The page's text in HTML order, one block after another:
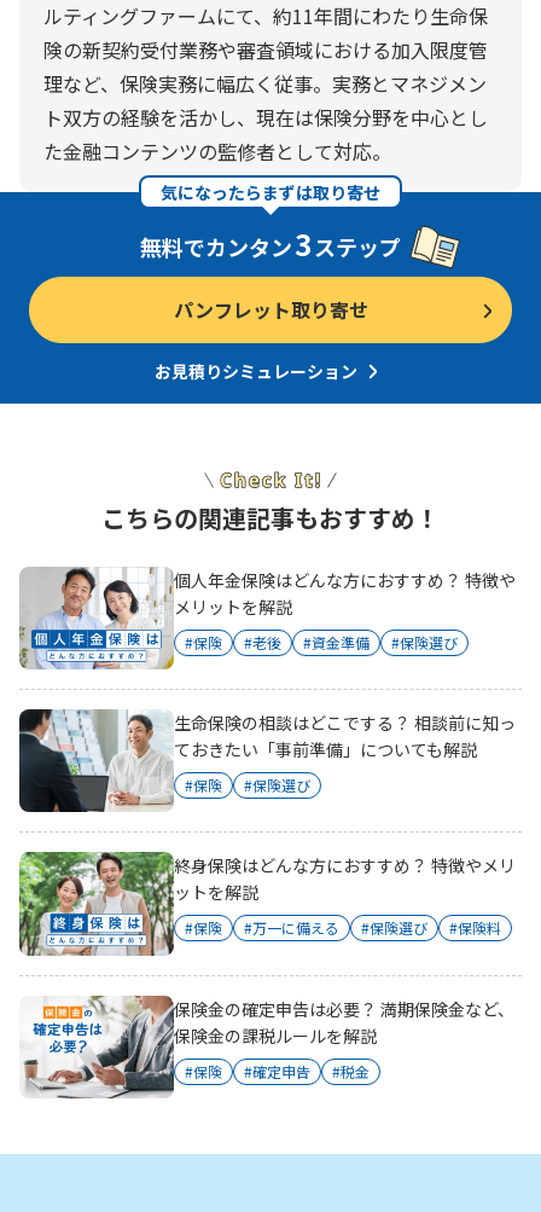
ルティングファームにて、約11年間にわたり生命保
険の新契約受付業務や審査領域における加入限度管
理など、保険実務に幅広く従事。実務とマネジメン
ト双方の経験を活かし、現在は保険分野を中心とし
た金融コンテンツの監修者として対応。
気になったらまずは取り寄せ
無料でカンタン3ステップ
パンフレット取り寄せ
お見積りシミュレーション
こちらの関連記事もおすすめ！
個人年金保険はどんな方におすすめ？ 特徴や
メリットを解説
#保険 #老後 #資金準備 #保険選び
生命保険の相談はどこでする？ 相談前に知っ
ておきたい「事前準備」についても解説
#保険 #保険選び
終身保険はどんな方におすすめ？ 特徴やメリ
ットを解説
#保険 #万一に備える #保険選び #保険料
保険金の確定申告は必要？ 満期保険金など、
保険金の課税ルールを解説
#保険 #確定申告 #税金